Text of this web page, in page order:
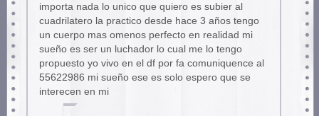
importa nada lo unico que quiero es subier al
cuadrilatero la practico desde hace 3 años tengo
un cuerpo mas omenos perfecto en realidad mi
sueño es ser un luchador lo cual me lo tengo
propuesto yo vivo en el df por fa comuniquence al
55622986 mi sueño ese es solo espero que se
interecen en mi